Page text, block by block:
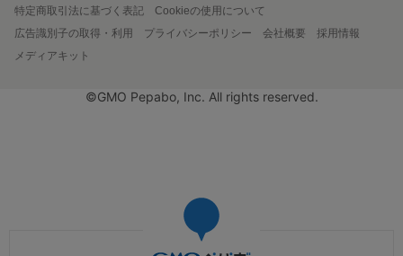
特定商取引法に基づく表記
Cookieの使用について
広告識別子の取得・利用
プライバシーポリシー 会社概要
採用情報
メディアキット
©GMO Pepabo, Inc. All rights reserved.